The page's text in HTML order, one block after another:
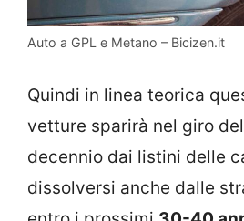
Auto a GPL e Metano – Bicizen.it
Quindi in linea teorica
vetture sparirà nel giro
decennio dai listini delle
dissolversi anche dalle